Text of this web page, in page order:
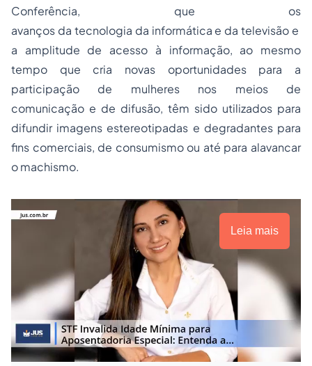
Conferência, que os
avanços da tecnologia da informática e da televisão e
a amplitude de acesso à informação, ao mesmo
tempo que cria novas oportunidades para a
participação de mulheres nos meios de
comunicação e de difusão, têm sido utilizados para
difundir imagens estereotipadas e degradantes para
fins comerciais, de consumismo ou até para alavancar
o machismo.
Leia mais